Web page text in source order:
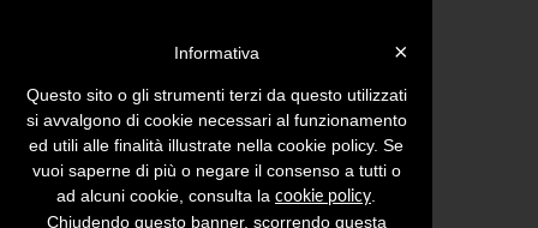
Menu Inserisci comunicato
Comunicati stampa con tema: Sport Pag. 295
×
Informativa
Questo sito o gli strumenti terzi da questo utilizzati
si avvalgono di cookie necessari al funzionamento
ed utili alle finalità illustrate nella cookie policy. Se
vuoi saperne di più o negare il consenso a tutti o
ad alcuni cookie, consulta la cookie policy
Chiudendo questo banner, scorrendo questa